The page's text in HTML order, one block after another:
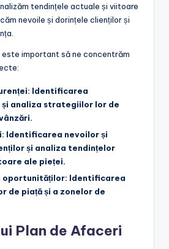
tendințele actuale și viitoare
nevoile și dorințele clienților și
important să ne concentrăm
Identificarea
și analiza strategiilor lor de
Identificarea nevoilor și
și analiza tendințelor
ale pieței.
oportunităților: Identificarea
de piață și a zonelor de
Plan de Afaceri